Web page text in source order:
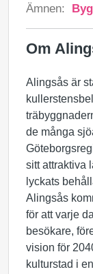
Ämnen:
Om
Alingsås är
de många
sitt attraktiva
lyckats
Alingsås
för att varje
besökare,
vision för
kulturstad i